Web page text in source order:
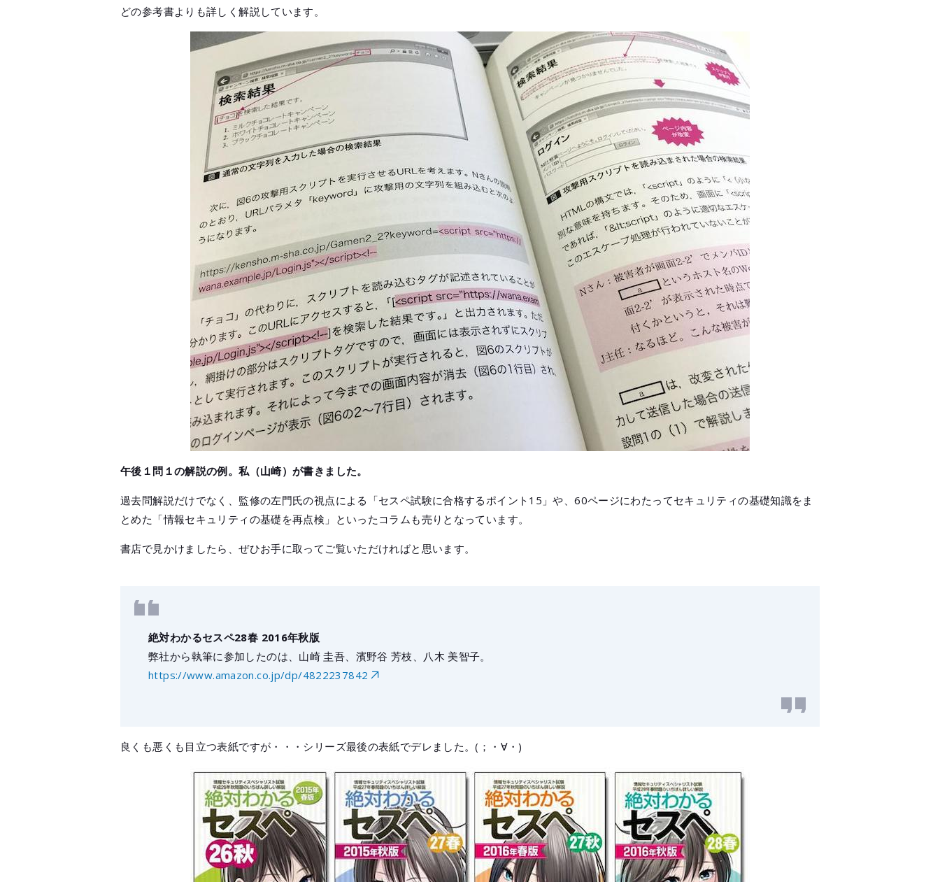
どの参考書よりも詳しく解説しています。
午後１問１の解説の例。私（山崎）が書きました。
過去問解説だけでなく、監修の左門氏の視点による「セスペ試験に合格するポイント15」や、60ページにわたってセキュリティの基礎知識をま
とめた「情報セキュリティの基礎を再点検」といったコラムも売りとなっています。
書店で見かけましたら、ぜひお手に取ってご覧いただければと思います。
絶対わかるセスペ28春 2016年秋版
弊社から執筆に参加したのは、山崎 圭吾、濱野谷 芳枝、八木 美智子。
https://www.amazon.co.jp/dp/4822237842
良くも悪くも目立つ表紙ですが・・・シリーズ最後の表紙でデレました。(；・∀・)